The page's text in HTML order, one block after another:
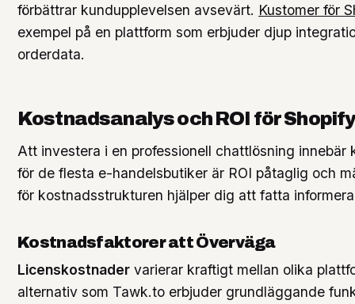
förbättrar kundupplevelsen avsevärt. Kustomer för
exempel på en plattform som erbjuder djup
orderdata.
Kostnadsanalys och ROI för
Att investera i en professionell chattlösning innebär
för de flesta e-handelsbutiker är ROI påtaglig och
för kostnadsstrukturen hjälper dig att fatta
Kostnadsfaktorer att Överväga
Licenskostnader varierar kraftigt mellan olika
alternativ som Tawk.to erbjuder grundläggande